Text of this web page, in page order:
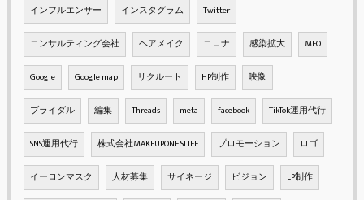
インフルエンサー インスタグラム Twitter
コンサルティング会社 ヘアメイク コロナ 感染拡大 MEO
Google Google map リクルート HP制作 映像
ブライダル 編集 Threads meta facebook TikTok運用代行
SNS運用代行 株式会社MAKEUPONE'SLIFE プロモーション ロゴ
イーロンマスク 人材募集 サイネージ ビジョン LP制作